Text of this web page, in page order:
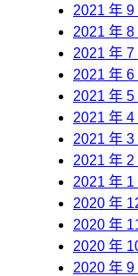
2021 年 9
2021 年 8
2021 年 7
2021 年 6
2021 年 5
2021 年 4
2021 年 3
2021 年 2
2021 年 1
2020 年
2020 年
2020 年
2020 年 9